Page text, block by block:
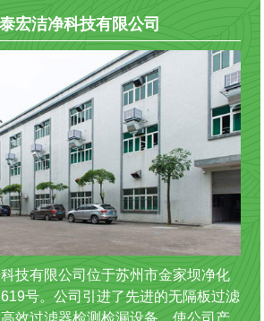
宏洁净科技有限公司
有限公司位于苏州市金家坝净化
号。公司引进了先进的无隔板过滤